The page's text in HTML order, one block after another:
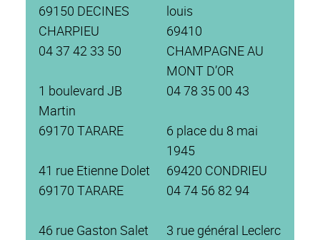
69150 DECINES
CHARPIEU
04 37 42 33 50
1 boulevard JB
Martin
69170 TARARE
41 rue Etienne Dolet
69170 TARARE
46 rue Gaston Salet
louis
69410
CHAMPAGNE AU
MONT D’OR
04 78 35 00 43
6 place du 8 mai
1945
69420 CONDRIEU
04 74 56 82 94
3 rue général Leclerc